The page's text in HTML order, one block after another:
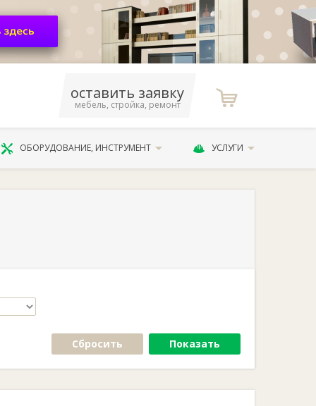
оставить заявку
мебель, стройка, ремонт
ОБОРУДОВАНИЕ, ИНСТРУМЕНТ УСЛУГИ
Сбросить Показать